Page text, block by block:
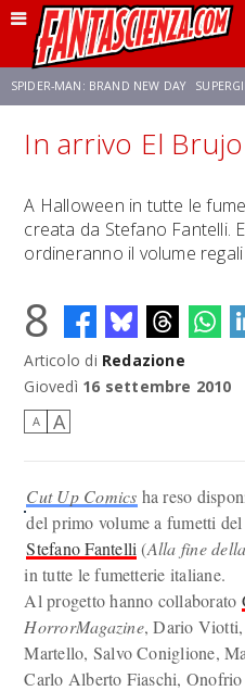
SPIDER-MAN: BRAND NEW DAY
FRANCO RICCIARDIELLO ZENDAYA
NETFLIX SADIE SINK STAR TREK:
In arrivo El
A Halloween in tutte le
creata da Stefano Fantelli.
ordineranno il volume
8
Articolo di Redazione
Giovedì 16 settembre 2010
A A
Cut Up Comics ha reso
del primo volume a fumetti del
Stefano Fantelli (Alla fine
in tutte le fumetterie italiane.
Al progetto hanno collaborato
HorrorMagazine, Dario Viotti,
Martello, Salvo Coniglione,
Carlo Alberto Fiaschi,